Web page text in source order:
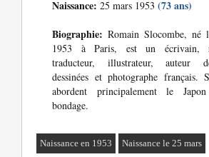
Naissance: 25 mars 1953(73 ans)
Biographie: Romain Slocombe, né
1953 à Paris, est un écrivain,
traducteur, illustrateur, auteur
dessinées et photographe français.
abordent principalement le
bondage.
Naissance en 1953 Naissance le 25 mars